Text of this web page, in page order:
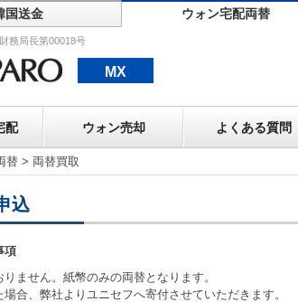
国送金 ウォン宅配両替
務局長第00018号
MX
配 ウォン売却 よくある質問
ウォン売却
替 > 両替買取
込
項
ません。紙幣のみの両替となります。
合、弊社よりユニセフへ寄付させていただきます。